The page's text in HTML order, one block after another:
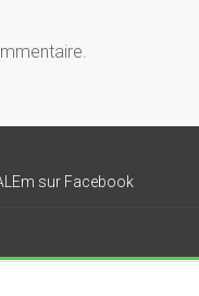
sur Facebook